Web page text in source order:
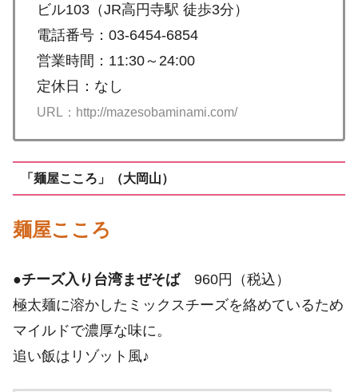
ビル103（JR高円寺駅 徒歩3分）
電話番号：03-6454-6854
営業時間：11:30～24:00
定休日：なし
URL：http://mazesobaminami.com/
「麺屋こころ」（大岡山）
麺屋こころ
●チーズ入り台湾まぜそば960円（税込）
極太麺に溶かしたミックスチーズを絡めているため
マイルドで濃厚な味に。
追い飯はリゾット風♪